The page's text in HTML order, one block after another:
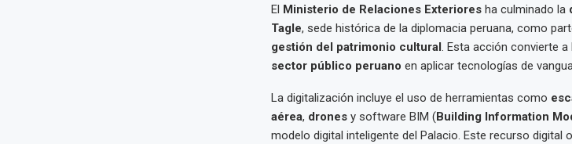
El Ministerio de Relaciones Exterioresha culminado la
Tagle, sede histórica de la diplomacia peruana, como
gestión del patrimonio cultural . Esta acción convierte a
sector público peruano en aplicar tecnologías de
La digitalización incluye el uso de herramientas como
aérea, dronesy software BIM (Building Information
modelo digital inteligente del Palacio. Este recurso digital